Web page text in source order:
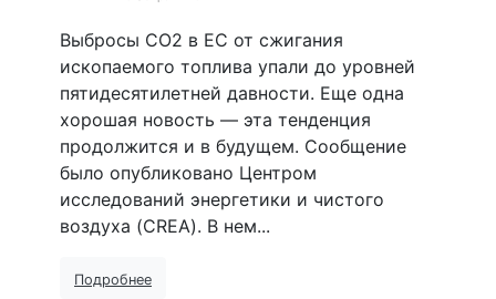
Выбросы CO2 в ЕС от сжигания
ископаемого топлива упали до уровней
пятидесятилетней давности. Еще одна
хорошая новость — эта тенденция
продолжится и в будущем. Сообщение
было опубликовано Центром
исследований энергетики и чистого
воздуха (CREA). В нем...
Подробнее